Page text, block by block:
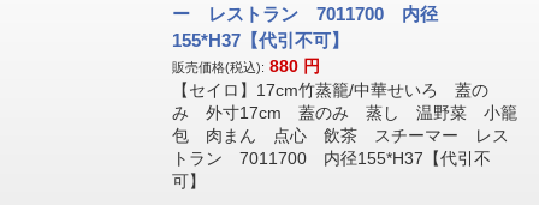
ー レストラン 7011700 内径
155*H37【代引不可】
販売価格(税込): 880 円
【セイロ】17cm竹蒸籠/中華せいろ 蓋の
み 外寸17cm 蓋のみ 蒸し 温野菜 小籠
包 肉まん 点心 飲茶 スチーマー レス
トラン 7011700 内径155*H37【代引不
可】